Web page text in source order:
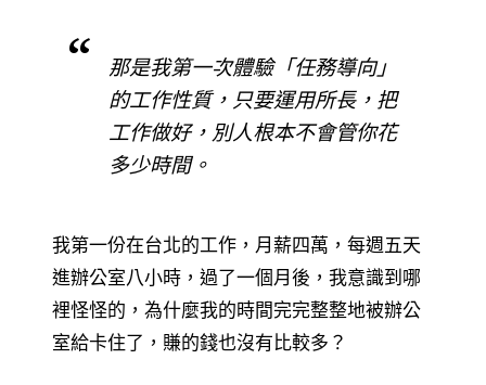
那是我第一次體驗「任務導向」
的工作性質，只要運用所長，把
工作做好，別人根本不會管你花
多少時間。
我第一份在台北的工作，月薪四萬，每週五天
進辦公室八小時，過了一個月後，我意識到哪
裡怪怪的，為什麼我的時間完完整整地被辦公
室給卡住了，賺的錢也沒有比較多？